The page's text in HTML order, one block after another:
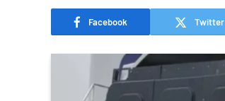
Facebook Twitter